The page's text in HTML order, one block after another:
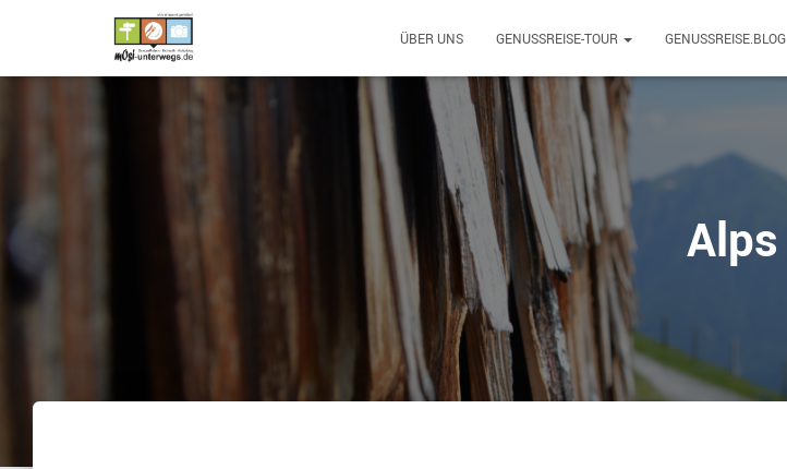
ÜBER UNS GENUSSREISE-TOUR GENUSSREISE.BLOG
Alps